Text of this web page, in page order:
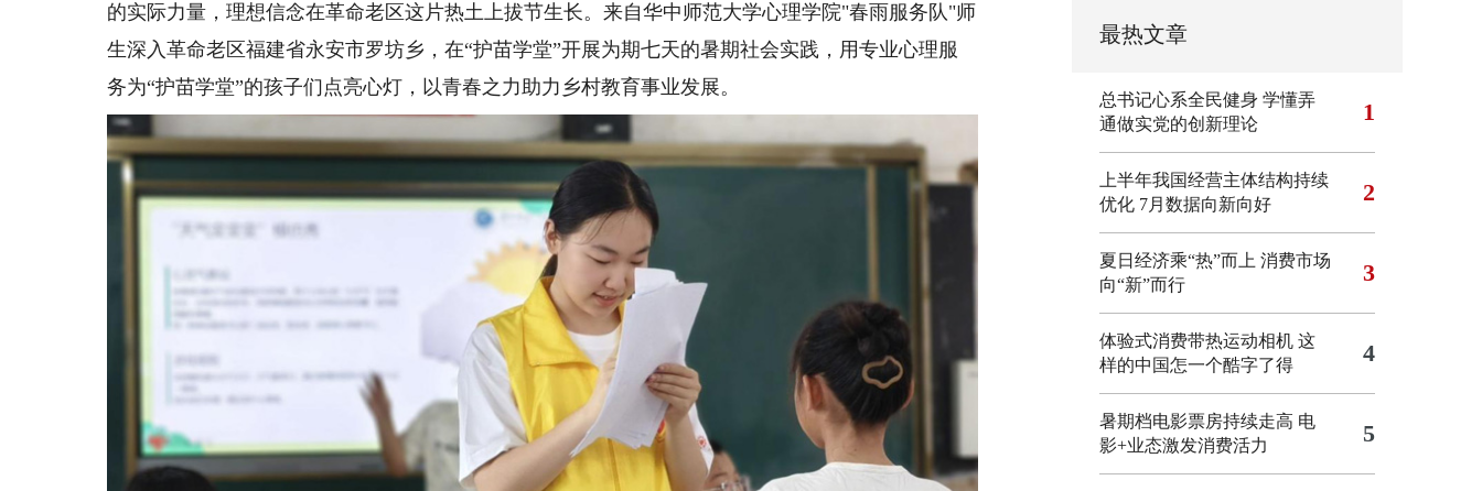
的实际力量，理想信念在革命老区这片热土上拔节生长。来自华中师范大学心理学院"春雨服务队"师
生深入革命老区福建省永安市罗坊乡，在“护苗学堂”开展为期七天的暑期社会实践，用专业心理服
务为“护苗学堂”的孩子们点亮心灯，以青春之力助力乡村教育事业发展。
最热文章
总书记心系全民健身 学懂弄
通做实党的创新理论
1
上半年我国经营主体结构持续
优化 7月数据向新向好 2
夏日经济乘“热”而上 消费市场
向“新”而行
3
体验式消费带热运动相机 这
样的中国怎一个酷字了得
4
暑期档电影票房持续走高 电
影+业态激发消费活力
5